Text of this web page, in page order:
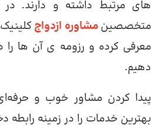
های مرتبط داشته و دارند.
متخصصینمشاوره ازدواج
معرفی کرده و رزومه ی آن ها را
دهیم.
پیدا کردن مشاور خوب و
بهترین خدمات را در زمینه رابطه